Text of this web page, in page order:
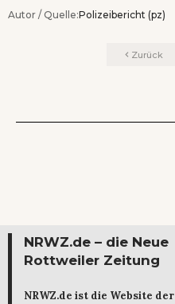
Autor / Quelle:Polizeibericht (pz)
Zurück
NRWZ.de – die Neue
Rottweiler Zeitung
NRWZ.de ist die Website der